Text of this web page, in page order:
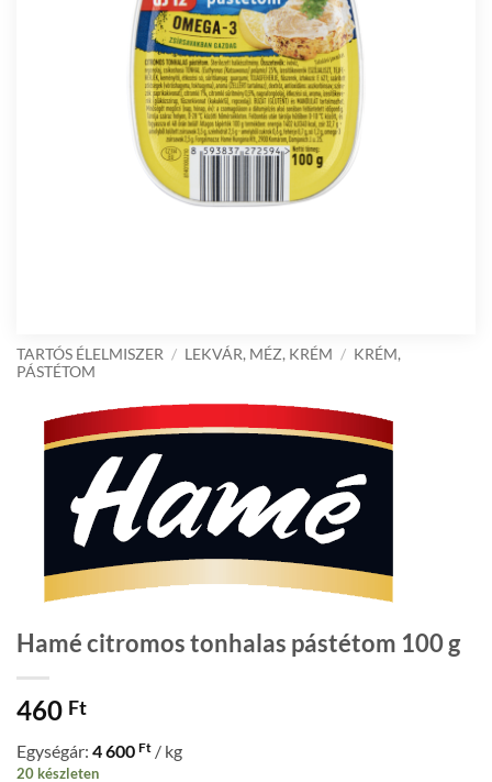
TARTÓS ÉLELMISZER / LEKVÁR, MÉZ, KRÉM / KRÉM,
PÁSTÉTOM
Hamé citromos tonhalas pástétom 100 g
460 Ft
Egységár: 4 600 Ft / kg
20 készleten